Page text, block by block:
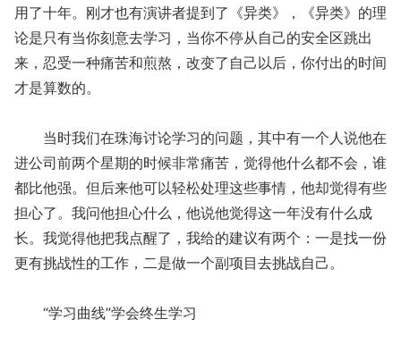
用了十年。刚才也有演讲者提到了《异类》，《异类》的理
论是只有当你刻意去学习，当你不停从自己的安全区跳出
来，忍受一种痛苦和煎熬，改变了自己以后，你付出的时间
才是算数的。
当时我们在珠海讨论学习的问题，其中有一个人说他在
进公司前两个星期的时候非常痛苦，觉得他什么都不会，谁
都比他强。但后来他可以轻松处理这些事情，他却觉得有些
担心了。我问他担心什么，他说他觉得这一年没有什么成
长。我觉得他把我点醒了，我给的建议有两个：一是找一份
更有挑战性的工作，二是做一个副项目去挑战自己。
“学习曲线”学会终生学习